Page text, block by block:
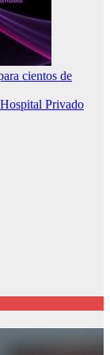
cientos de
Privado